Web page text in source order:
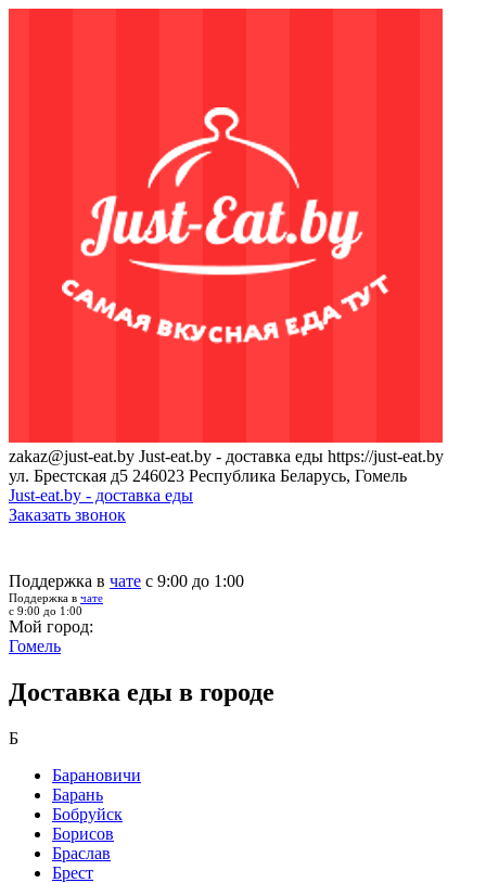
zakaz@just-eat.by Just-eat.by - доставка еды https://just-eat.by
ул. Брестская д5 246023 Республика Беларусь, Гомель
Just-eat.by - доставка еды
Заказать звонок
Поддержка в чате с 9:00 до 1:00
Поддержка в чате
с 9:00 до 1:00
Мой город:
Гомель
Доставка еды в городе
Б
Барановичи
Барань
Бобруйск
Борисов
Браслав
Брест